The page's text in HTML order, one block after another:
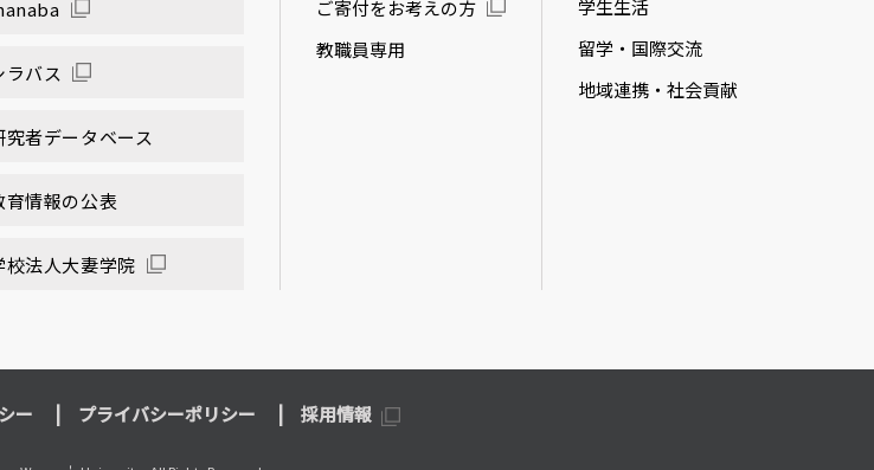
ラバス
究者データベース
育情報の公表
校法人大妻学院
ご寄付をお考えの方
教職員専用
学生生活
留学・国際交流
地域連携・社会貢献
ー プライバシーポリシー 採用情報